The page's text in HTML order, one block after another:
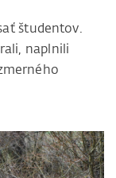
študentov.
naplnili